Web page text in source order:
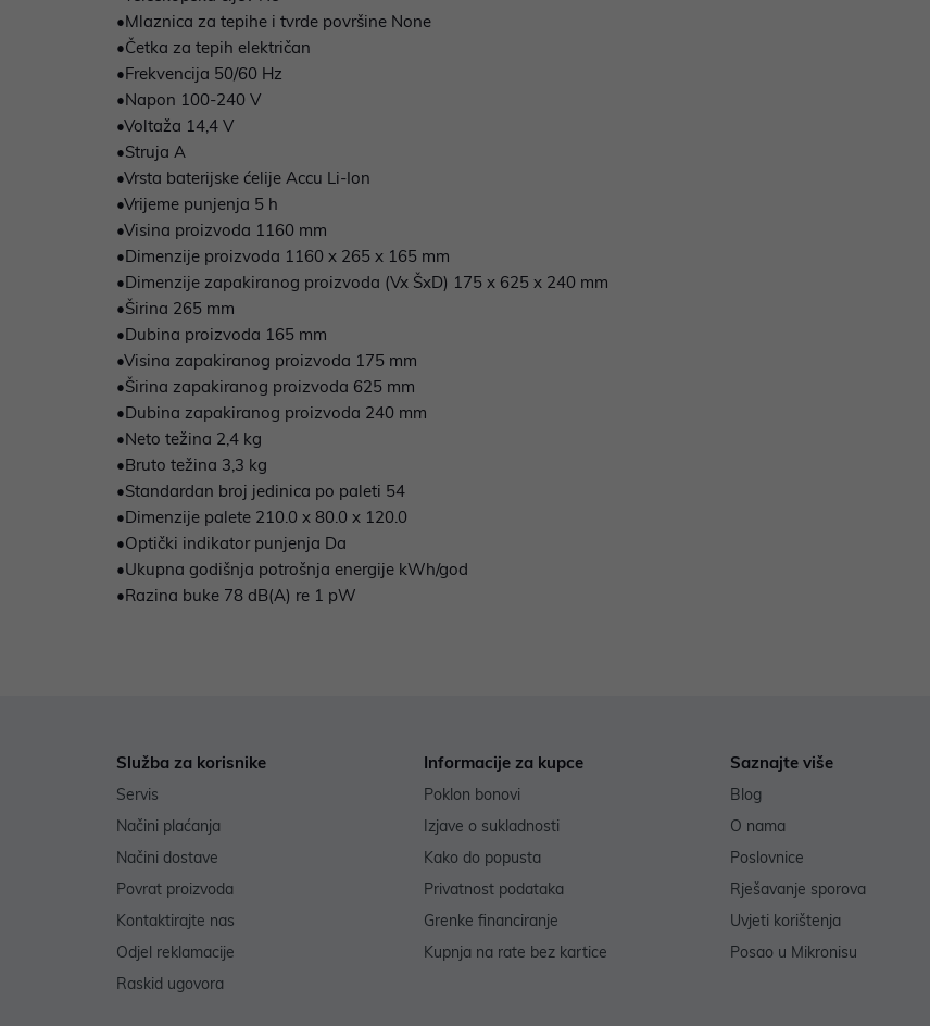
•Mlaznica za tepihe i tvrde površine None
•Četka za tepih električan
•Frekvencija 50/60 Hz
•Napon 100-240 V
•Voltaža 14,4 V
•Struja A
•Vrsta baterijske ćelije Accu Li-Ion
•Vrijeme punjenja 5 h
•Visina proizvoda 1160 mm
•Dimenzije proizvoda 1160 x 265 x 165 mm
•Dimenzije zapakiranog proizvoda (Vx ŠxD) 175 x 625 x 240 mm
•Širina 265 mm
•Dubina proizvoda 165 mm
•Visina zapakiranog proizvoda 175 mm
•Širina zapakiranog proizvoda 625 mm
•Dubina zapakiranog proizvoda 240 mm
•Neto težina 2,4 kg
•Bruto težina 3,3 kg
•Standardan broj jedinica po paleti 54
•Dimenzije palete 210.0 x 80.0 x 120.0
•Optički indikator punjenja Da
•Ukupna godišnja potrošnja energije kWh/god
•Razina buke 78 dB(A) re 1 pW
Služba za korisnike
Servis
Načini plaćanja
Načini dostave
Povrat proizvoda
Kontaktirajte nas
Odjel reklamacije
Raskid ugovora
Informacije za kupce
Poklon bonovi
Izjave o sukladnosti
Kako do popusta
Privatnost podataka
Grenke financiranje
Kupnja na rate bez kartice
Saznajte više
Blog
O nama
Poslovnice
Rješavanje sporova
Uvjeti korištenja
Posao u Mikronisu